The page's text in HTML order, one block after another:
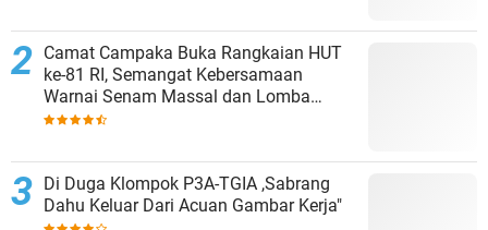
Camat Campaka Buka Rangkaian HUT
ke-81 RI, Semangat Kebersamaan
Warnai Senam Massal dan Lomba
Karaoke Perangkat Desa
Di Duga Klompok P3A-TGIA ,Sabrang
Dahu Keluar Dari Acuan Gambar Kerja"